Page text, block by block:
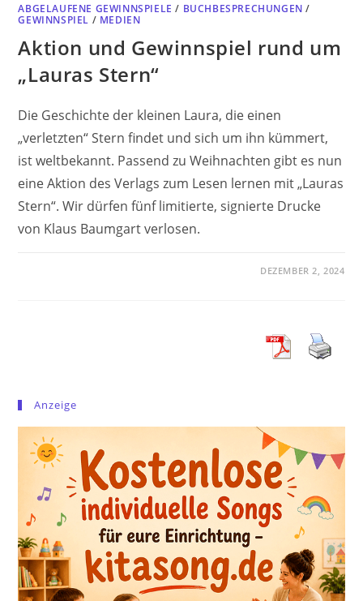
ABGELAUFENE GEWINNSPIELE / BUCHBESPRECHUNGEN /
GEWINNSPIEL / MEDIEN
Aktion und Gewinnspiel rund um
„Lauras Stern“
Die Geschichte der kleinen Laura, die einen
„verletzten“ Stern findet und sich um ihn kümmert,
ist weltbekannt. Passend zu Weihnachten gibt es nun
eine Aktion des Verlags zum Lesen lernen mit „Lauras
Stern“. Wir dürfen fünf limitierte, signierte Drucke
von Klaus Baumgart verlosen.
DEZEMBER 2, 2024
Anzeige